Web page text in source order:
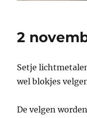
2
Setje
wel blokjes
De velgen